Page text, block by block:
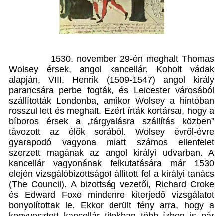
1530. november 29-én meghalt Thomas
Wolsey érsek, angol kancellár. Koholt vádak
alapján, VIII. Henrik (1509-1547) angol király
parancsára perbe fogták, és Leicester városából
szállították Londonba, amikor Wolsey a hintóban
rosszul lett és meghalt. Ezért írták kortársai, hogy a
bíboros érsek a „tárgyalásra szállítás közben”
távozott az élők sorából. Wolsey évről-évre
gyarapodó vagyona miatt számos ellenfelet
szerzett magának az angol királyi udvarban. A
kancellár vagyonának felkutatására már 1530
elején vizsgálóbizottságot állított fel a királyi tanács
(The Council). A bizottság vezetői, Richard Croke
és Edward Foxe mindenre kiterjedő vizsgálatot
bonyolítottak le. Ekkor derült fény arra, hogy a